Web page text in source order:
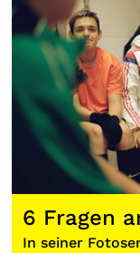
6 Fragen
In seiner